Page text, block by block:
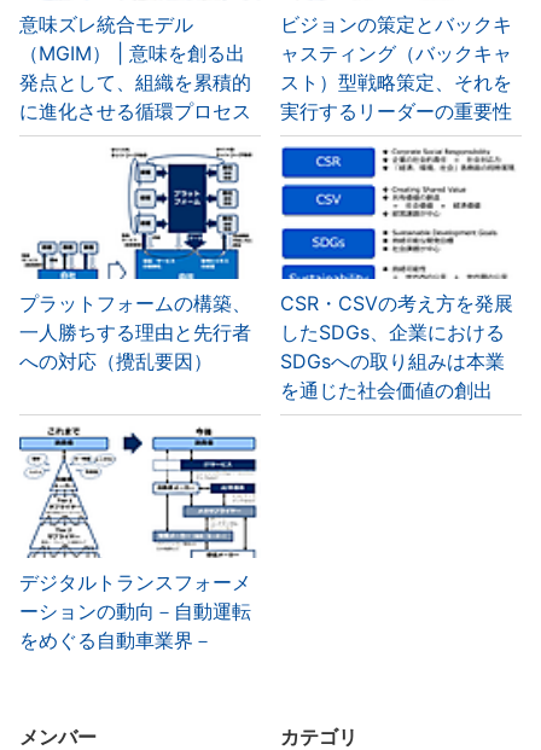
意味ズレ統合モデル
（MGIM） | 意味を創る出
発点として、組織を累積的
に進化させる循環プロセス
ビジョンの策定とバックキ
ャスティング（バックキャ
スト）型戦略策定、それを
実行するリーダーの重要性
プラットフォームの構築、
一人勝ちする理由と先行者
への対応（攪乱要因）
CSR・CSVの考え方を発展
したSDGs、企業における
SDGsへの取り組みは本業
を通じた社会価値の創出
デジタルトランスフォーメ
ーションの動向－自動運転
をめぐる自動車業界－
メンバー カテゴリ